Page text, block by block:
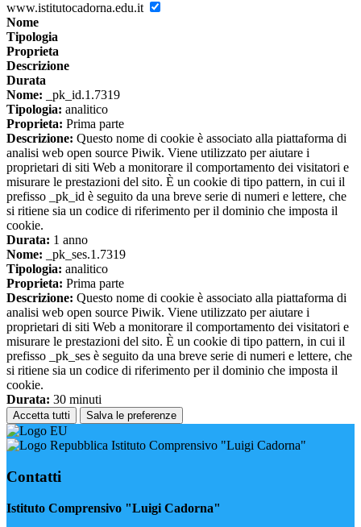
www.istitutocadorna.edu.it
Nome
Tipologia
Proprieta
Descrizione
Durata
Nome: _pk_id.1.7319
Tipologia: analitico
Proprieta: Prima parte
Descrizione: Questo nome di cookie è associato alla piattaforma di
analisi web open source Piwik. Viene utilizzato per aiutare i
proprietari di siti Web a monitorare il comportamento dei visitatori e
misurare le prestazioni del sito. È un cookie di tipo pattern, in cui il
prefisso _pk_id è seguito da una breve serie di numeri e lettere, che
si ritiene sia un codice di riferimento per il dominio che imposta il
cookie.
Durata: 1 anno
Nome: _pk_ses.1.7319
Tipologia: analitico
Proprieta: Prima parte
Descrizione: Questo nome di cookie è associato alla piattaforma di
analisi web open source Piwik. Viene utilizzato per aiutare i
proprietari di siti Web a monitorare il comportamento dei visitatori e
misurare le prestazioni del sito. È un cookie di tipo pattern, in cui il
prefisso _pk_ses è seguito da una breve serie di numeri e lettere, che
si ritiene sia un codice di riferimento per il dominio che imposta il
cookie.
Durata: 30 minuti
Accetta tutti Salva le preferenze
Istituto Comprensivo "Luigi Cadorna"
Contatti
Istituto Comprensivo "Luigi Cadorna"